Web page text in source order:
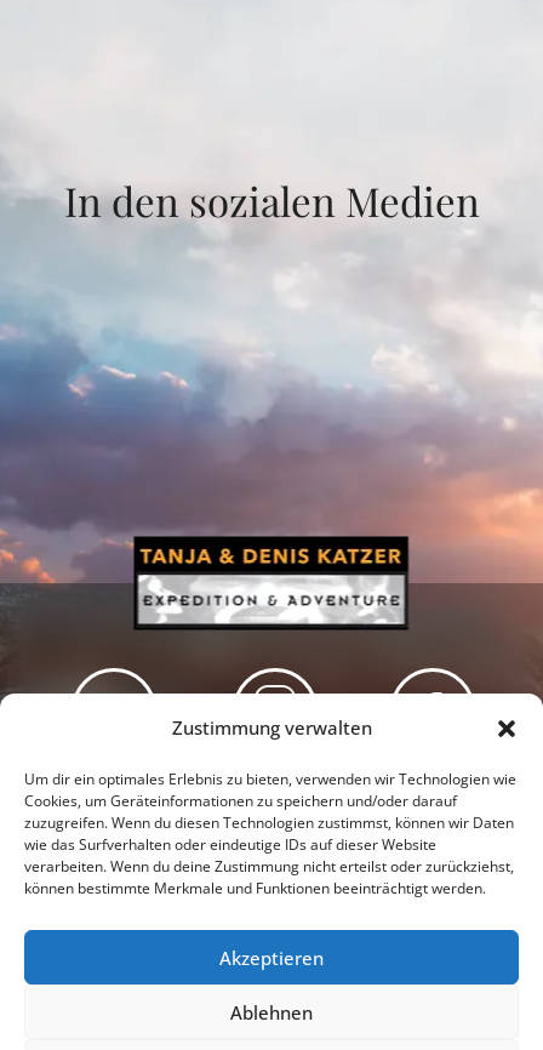
Zustimmung verwalten
Um dir ein optimales Erlebnis zu bieten, verwenden wir Technologien wie
Cookies, um Geräteinformationen zu speichern und/oder darauf
zuzugreifen. Wenn du diesen Technologien zustimmst, können wir Daten
wie das Surfverhalten oder eindeutige IDs auf dieser Website
verarbeiten. Wenn du deine Zustimmung nicht erteilst oder zurückziehst,
können bestimmte Merkmale und Funktionen beeinträchtigt werden.
Akzeptieren
Ablehnen
In den sozialen Medien
Newsletter Podcast Facebook
Datenschutzerklärung